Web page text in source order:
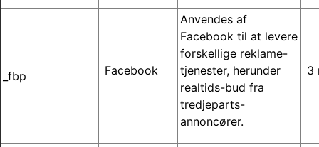
_fbp Facebook
Anvendes af
Facebook til at levere
forskellige reklame-
tjenester, herunder
realtids-bud fra
tredjeparts-
annoncører.
3